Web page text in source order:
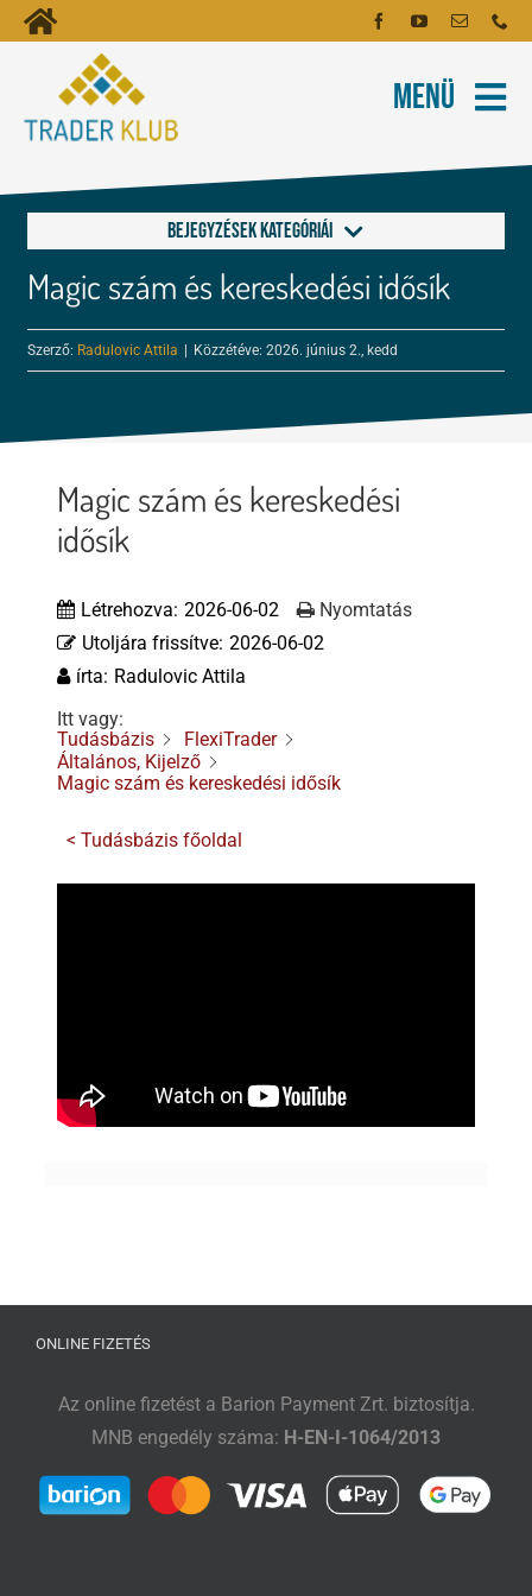
Kihagyás
Toggle
Navigation
Kezdőoldal
Fiókom
Menü
Oktatóanyagok
Tartalmak
Tőzsdeklub
Adósegéd
Bejegyzések kategóriái
Általános, Kijelző
Hibrid+
Risk Manager
Menedzselés
Magic szám és kereskedési idősík
Szerző: Radulovic Attila Közzétéve: 2026. június 2., kedd
Magic szám és kereskedési
idősík
Létrehozva: 2026-06-02
Utoljára frissítve: 2026-06-02
írta: Radulovic Attila
Nyomtatás
Itt vagy:
Tudásbázis
FlexiTrader
Általános, Kijelző
Magic szám és kereskedési idősík
< Tudásbázis főoldal
ONLINE FIZETÉS
Az online fizetést a Barion Payment Zrt. biztosítja.
MNB engedély száma: H-EN-I-1064/2013